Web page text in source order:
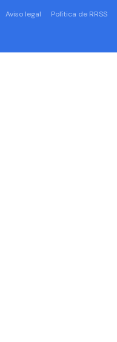
Aviso legal Política de RRSS